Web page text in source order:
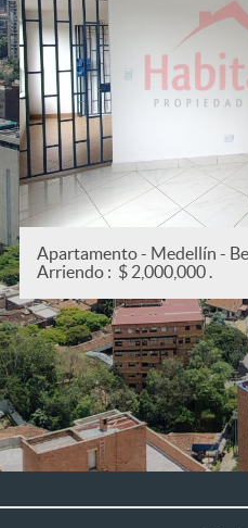
Apartamento -
Arriendo : $